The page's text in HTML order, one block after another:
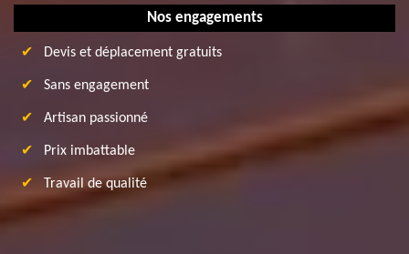
Nos engagements
Devis et déplacement gratuits
Sans engagement
Artisan passionné
Prix imbattable
Travail de qualité